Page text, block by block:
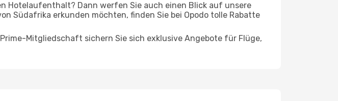
Hotelaufenthalt? Dann werfen Sie auch einen Blick auf unsere
Südafrika erkunden möchten, finden Sie bei Opodo tolle Rabatte
Prime-Mitgliedschaft sichern Sie sich exklusive Angebote für Flüge,